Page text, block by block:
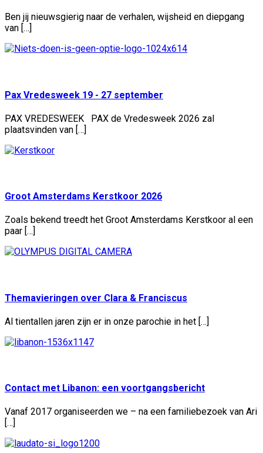
Ben jij nieuwsgierig naar de verhalen, wijsheid en diepgang
van […]
Pax Vredesweek 19 - 27 september
PAX VREDESWEEK PAX de Vredesweek 2026 zal
plaatsvinden van […]
Groot Amsterdams Kerstkoor 2026
Zoals bekend treedt het Groot Amsterdams Kerstkoor al een
paar […]
Themavieringen over Clara & Franciscus
Al tientallen jaren zijn er in onze parochie in het […]
Contact met Libanon: een voortgangsbericht
Vanaf 2017 organiseerden we – na een familiebezoek van Ari
[…]